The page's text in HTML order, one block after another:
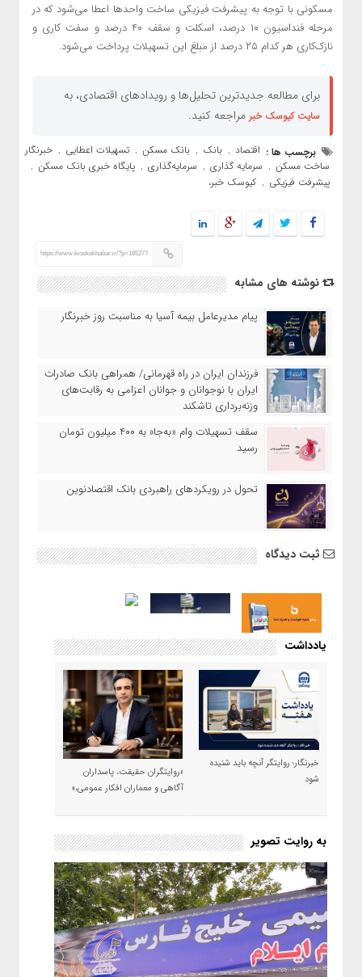
مسکونی با توجه به پیشرفت فیزیکی ساخت واحدها اعطا می‌شود که در
مرحله فنداسیون ۱۰ درصد، اسکلت و سقف ۴۰ درصد و سفت کاری و
نازک‌کاری هر کدام ۲۵ درصد از مبلغ این تسهیلات پرداخت می‌شود.
برای مطالعه جدیدترین تحلیل‌ها و رویدادهای اقتصادی، به
سایت کیوسک خبر مراجعه کنید.
برچسب ها : اقتصاد , بانک , بانک مسکن , تسهیلات اعطایی , خبرنگار
ساخت مسکن , سرمایه گذاری , سرمایه‌گذاری , پایگاه خبری بانک مسکن ,
پیشرفت فیزیکی , کیوسک خبر،
https://www.kioskekhabar.ir/?p=185277
نوشته های مشابه
پیام مدیرعامل بیمه آسیا به مناسبت روز خبرنگار
​فرزندان ایران در راه قهرمانی/ همراهی بانک صادرات
ایران با نوجوانان و جوانان اعزامی به رقابت‌های
وزنه‌برداری تاشکند
سقف تسهیلات وام «به‌جا» به ۴۰۰ میلیون تومان
رسید
تحول در رویکردهای راهبردی بانک اقتصادنوین
ثبت دیدگاه
یادداشت
خبرنگار؛ روایتگر آنچه باید شنیده
شود
«روایتگران حقیقت، پاسداران
آگاهی و معماران افکار عمومی،»
به روایت تصویر